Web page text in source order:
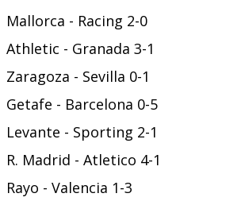
Mallorca - Racing 2-0
Athletic - Granada 3-1
Zaragoza - Sevilla 0-1
Getafe - Barcelona 0-5
Levante - Sporting 2-1
R. Madrid - Atletico 4-1
Rayo - Valencia 1-3